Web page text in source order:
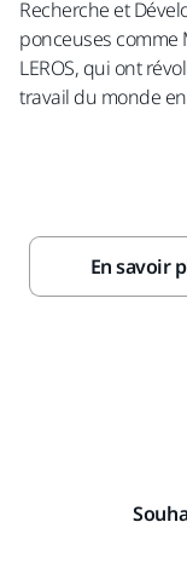
Recherche et
ponceuses comme
LEROS, qui ont
travail du monde
En savoir